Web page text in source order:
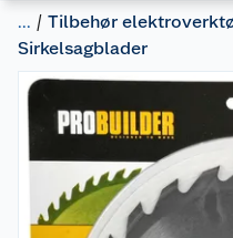
... Tilbehør
Sirkelsagblader